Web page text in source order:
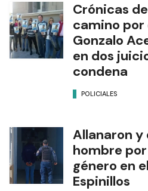
Crónicas
camino
Gonzalo
en dos
condena
POLICIALES
Allanaron y
hombre
género en
Espinillos